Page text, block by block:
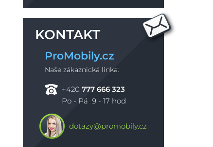
KONTAKT
ProMobily.cz
Naše zákaznická linka:
+420 777 666 323
Po - Pá 9 - 17 hod
dotazy@promobily.cz